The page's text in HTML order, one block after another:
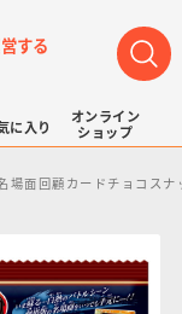
する
に入り
オンライン
ショップ
面回顧カードチョコスナ